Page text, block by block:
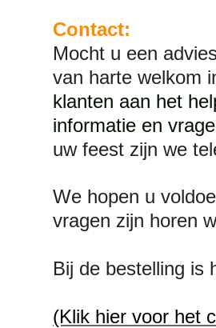
Contact:
Mocht u een
van harte welkom
klanten aan het
informatie en
uw feest zijn we
We hopen u
vragen zijn horen
Bij de bestelling is
(Klik hier voor het